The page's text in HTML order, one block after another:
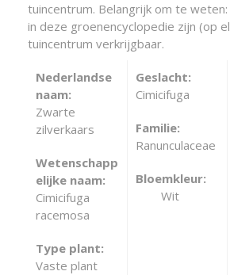
tuincentrum. Belangrijk om te
in deze groenencyclopedie zijn (op
tuincentrum verkrijgbaar.
Nederlandse
naam:
Zwarte
zilverkaars
Wetenschapp
elijke naam:
Cimicifuga
racemosa
Type plant:
Vaste plant
Geslacht:
Cimicifuga
Familie:
Ranunculaceae
Bloemkleur:
Wit